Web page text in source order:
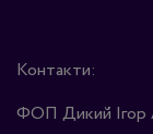
Контакти:
ФОП Дикий Ігор